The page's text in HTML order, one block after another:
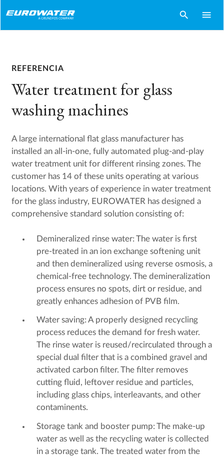
search menu
REFERENCIA
Water treatment for glass
washing machines
A large international flat glass manufacturer has
installed an all-in-one, fully automated plug-and-play
water treatment unit for different rinsing zones. The
customer has 14 of these units operating at various
locations. With years of experience in water treatment
for the glass industry, EUROWATER has designed a
comprehensive standard solution consisting of:
Demineralized rinse water: The water is first
pre-treated in an ion exchange softening unit
and then demineralized using reverse osmosis, a
chemical-free technology. The demineralization
process ensures no spots, dirt or residue, and
greatly enhances adhesion of PVB film.
Water saving: A properly designed recycling
process reduces the demand for fresh water.
The rinse water is reused/recirculated through a
special dual filter that is a combined gravel and
activated carbon filter. The filter removes
cutting fluid, leftover residue and particles,
including glass chips, interleavants, and other
contaminents.
Storage tank and booster pump: The make-up
water as well as the recycling water is collected
in a storage tank. The treated water from the